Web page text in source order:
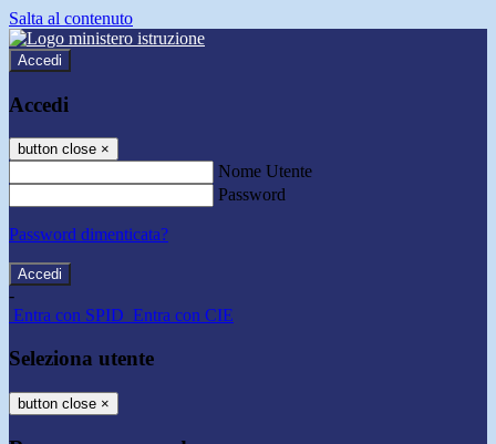
Salta al contenuto
Accedi
Accedi
button close ×
Nome Utente
Password
Password dimenticata?
-
Entra con SPID Entra con CIE
Seleziona utente
button close ×